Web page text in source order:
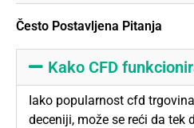
Često Postavljena Pitanja
Kako CFD
Iako popularnost cfd
deceniji, može se reći da tek